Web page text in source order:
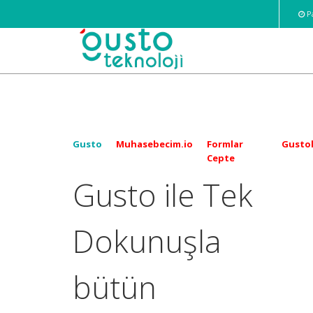
Gusto Muhasebecim.io
Formlar
Cepte
Gusto ile Tek
Dokunuşla
bütün